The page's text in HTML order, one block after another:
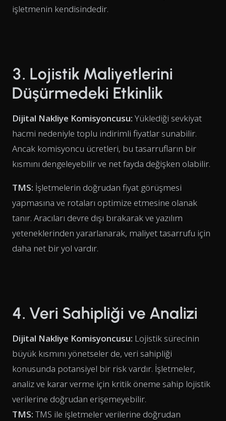
işletmenin kendisindedir.
3. Lojistik Maliyetlerini
Düşürmedeki Etkinlik
Dijital Nakliye Komisyoncusu: Yüklediği sevkiyat
hacmi nedeniyle toplu indirimli fiyatlar sunabilir.
Ancak komisyoncu ücretleri, bu tasarrufların bir
kısmını dengeleyebilir ve net fayda değişken olabilir.
TMS: İşletmelerin doğrudan fiyat görüşmesi
yapmasına ve rotaları optimize etmesine olanak
tanır. Aracıları devre dışı bırakarak ve yazılım
yeteneklerinden yararlanarak, maliyet tasarrufu için
daha net bir yol vardır.
4. Veri Sahipliği ve Analizi
Dijital Nakliye Komisyoncusu: Lojistik sürecinin
büyük kısmını yönetseler de, veri sahipliği
konusunda potansiyel bir risk vardır. İşletmeler,
analiz ve karar verme için kritik öneme sahip lojistik
verilerine doğrudan erişemeyebilir.
TMS: TMS ile işletmeler verilerine doğrudan